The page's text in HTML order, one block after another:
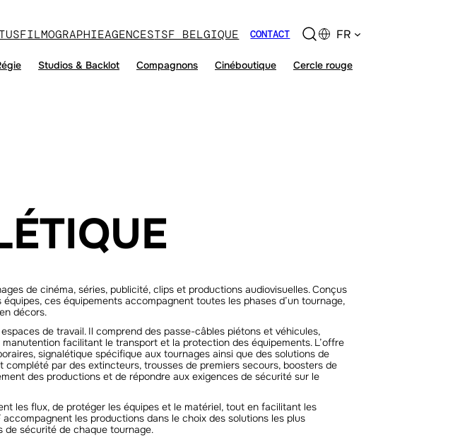
FILMOGRAPHIEAGENCESTSF BELGIQUE CONTACT FR
Studios & Backlot Compagnons Cinéboutique Cercle rouge
de cinéma, séries, publicité, clips et productions audiovisuelles. Conçus
ces équipements accompagnent toutes les phases d’un tournage,
décors.
de travail. Il comprend des passe-câbles piétons et véhicules,
facilitant le transport et la protection des équipements. L’offre
signalétique spécifique aux tournages ainsi que des solutions de
par des extincteurs, trousses de premiers secours, boosters de
des productions et de répondre aux exigences de sécurité sur le
les flux, de protéger les équipes et le matériel, tout en facilitant les
les productions dans le choix des solutions les plus
de sécurité de chaque tournage.